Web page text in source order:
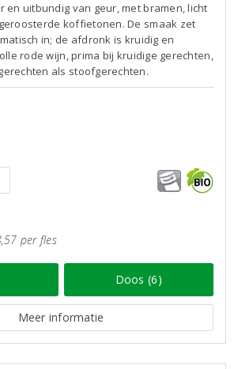
en uitbundig van geur, met bramen, licht
koffietonen. De smaak zet
in; de afdronk is kruidig en
rode wijn, prima bij kruidige gerechten,
als stoofgerechten.
per fles
Doos (6)
Meer informatie